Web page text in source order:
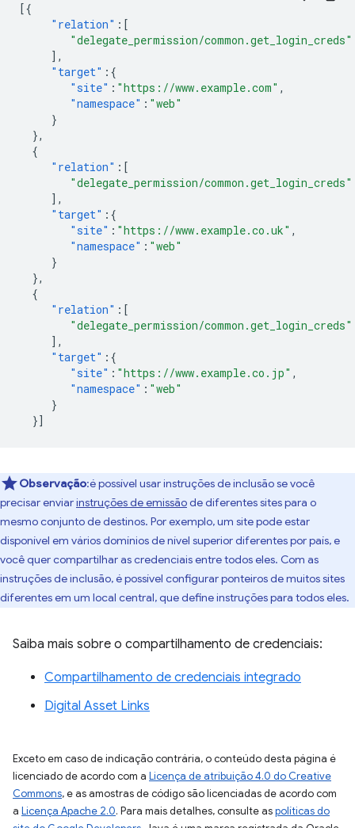
[{
"relation" :[
"delegate_permission/common.get_login_creds"
],
"target" :{
"site" : "https://www.example.com" ,
"namespace" : "web"
}
},
{
"relation" :[
"delegate_permission/common.get_login_creds"
],
"target" :{
"site" : "https://www.example.co.uk" ,
"namespace" : "web"
}
},
{
"relation" :[
"delegate_permission/common.get_login_creds"
],
"target" :{
"site" : "https://www.example.co.jp" ,
"namespace" : "web"
}
}]
Observação:é possível usar instruções de inclusão se você
precisar enviarinstruções de emissãode diferentes sites para o
mesmo conjunto de destinos. Por exemplo, um site pode estar
disponível em vários domínios de nível superior diferentes por país, e
você quer compartilhar as credenciais entre todos eles. Com as
instruções de inclusão, é possível configurar ponteiros de muitos sites
diferentes em um local central, que define instruções para todos eles.
Saiba mais sobre o compartilhamento de credenciais:
Compartilhamento de credenciais integrado
Digital Asset Links
Exceto em caso de indicação contrária, o conteúdo desta página é
licenciado de acordo com a Licença de atribuição 4.0 do Creative
Commons, e as amostras de código são licenciadas de acordo com
a Licença Apache 2.0. Para mais detalhes, consulte aspolíticas do